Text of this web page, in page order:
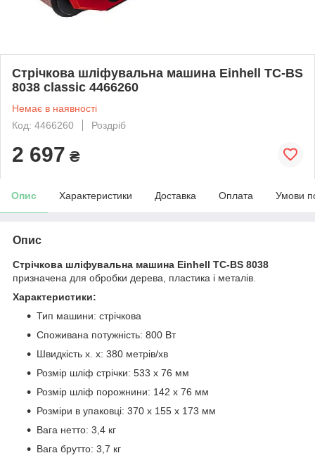
Стрічкова шліфувальна машина Einhell TC-BS
8038 classic 4466260
Немає в наявності
Код: 4466260
Роздріб
2 697 ₴
Опис Характеристики Доставка Оплата Умови
Опис
Стрічкова шліфувальна машина Einhell TC-BS 8038
призначена для обробки дерева, пластика і металів.
Характеристики:
Тип машини: стрічкова
Споживана потужність: 800 Вт
Швидкість х. х: 380 метрів/хв
Розмір шліф стрічки: 533 х 76 мм
Розмір шліф порожнини: 142 х 76 мм
Розміри в упаковці: 370 x 155 x 173 мм
Вага нетто: 3,4 кг
Вага брутто: 3,7 кг